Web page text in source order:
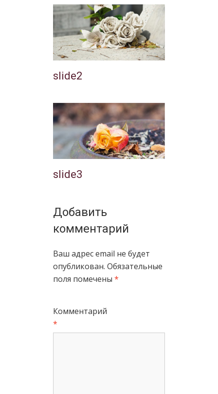
slide2
slide3
Добавить
комментарий
Ваш адрес email не будет
опубликован. Обязательные
поля помечены *
Комментарий
*